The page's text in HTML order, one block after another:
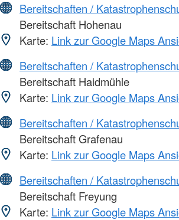
Bereitschaften /
Bereitschaft Hohenau
Karte: Link zur Google Maps
Bereitschaften /
Bereitschaft Haidmühle
Karte: Link zur Google Maps
Bereitschaften /
Bereitschaft Grafenau
Karte: Link zur Google Maps
Bereitschaften /
Bereitschaft Freyung
Karte: Link zur Google Maps